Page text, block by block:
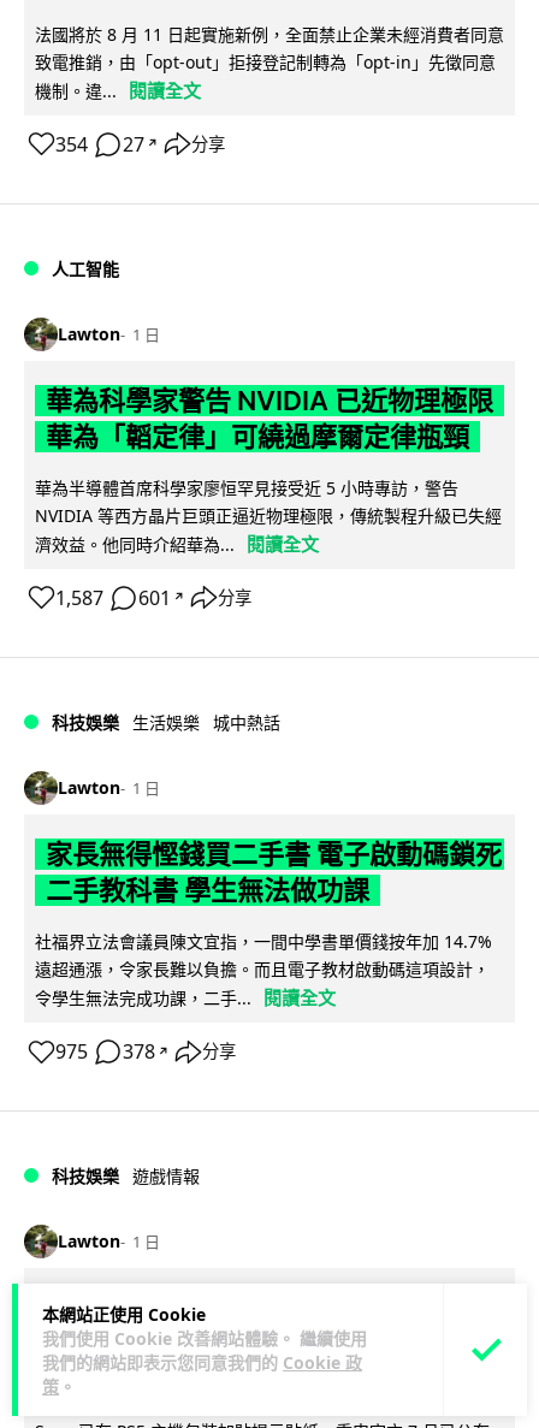
本網站正使用 Cookie
我們使用 Cookie 改善網站體驗。 繼續使用
我們的網站即表示您同意我們的 Cookie 政
策 。
法國將於 8 月 11 日起實施新例，全面禁止企業未經消費者同意
致電推銷，由「opt-out」拒接登記制轉為「opt-in」先徵同意
機制。違...
閱讀全文
354 27 ↗ 分享
人工智能
Lawton 1 日
華為科學家警告 NVIDIA 已近物理極限
華為「韜定律」可繞過摩爾定律瓶頸
華為半導體首席科學家廖恒罕見接受近 5 小時專訪，警告
NVIDIA 等西方晶片巨頭正逼近物理極限，傳統製程升級已失經
濟效益。他同時介紹華為...
閱讀全文
1,587 601 ↗ 分享
科技娛樂 生活娛樂 城中熱話
Lawton 1 日
家長無得慳錢買二手書 電子啟動碼鎖死
二手教科書 學生無法做功課
社福界立法會議員陳文宜指，一間中學書單價錢按年加 14.7%
遠超通漲，令家長難以負擔。而且電子教材啟動碼這項設計，
令學生無法完成功課，二手...
閱讀全文
975 378 ↗ 分享
科技娛樂 遊戲情報
Lawton 1 日
PlayStation 確認停產實體光碟 包裝印
出重要通告 2028 年 1 月後不出光碟遊
戲